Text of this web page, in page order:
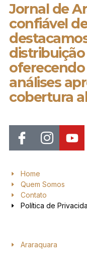
Jornal de
confiável
oferecendo
análises
cobertura
Home
Quem Somos
Contato
Política de
Araraquara